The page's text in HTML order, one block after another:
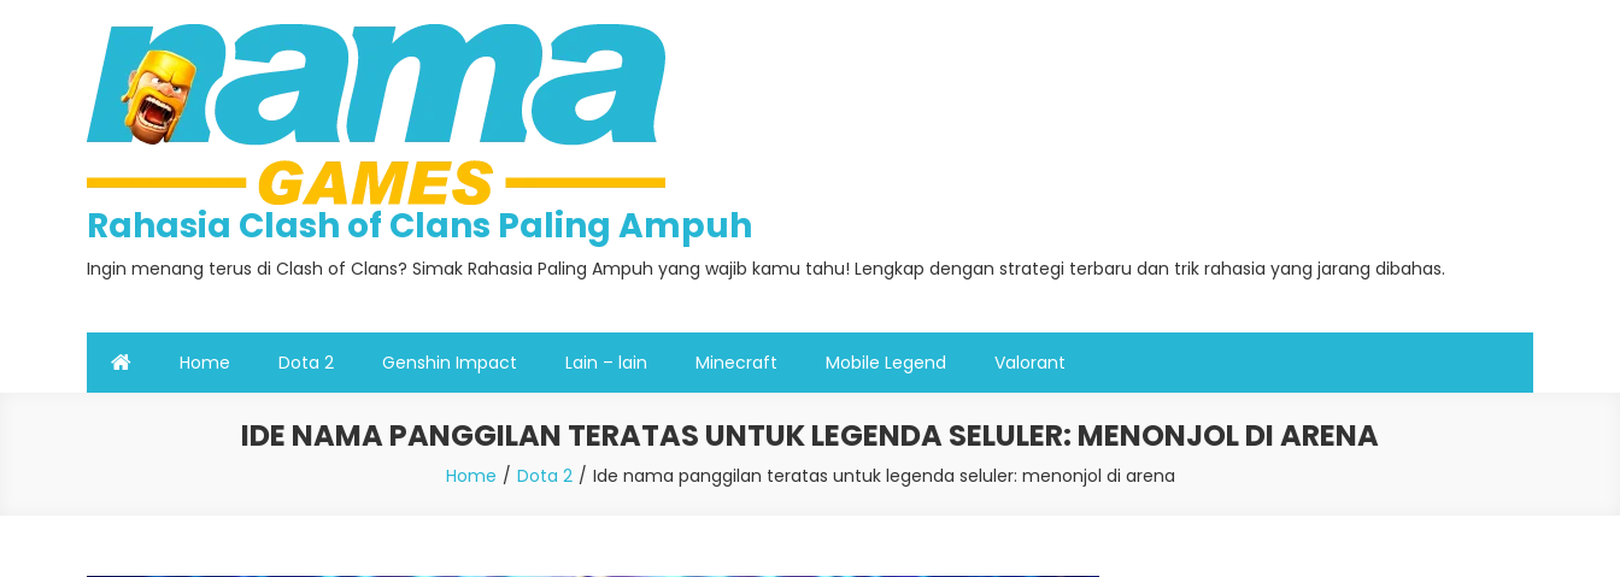
Rahasia Clash of Clans Paling Ampuh
Ingin menang terus di Clash of Clans? Simak Rahasia Paling Ampuh yang wajib kamu tahu! Lengkap dengan strategi terbaru dan trik rahasia yang jarang dibahas.
Home Dota 2 Genshin Impact Lain – lain Minecraft Mobile Legend Valorant
IDE NAMA PANGGILAN TERATAS UNTUK LEGENDA SELULER: MENONJOL DI ARENA
Home Dota 2 Ide nama panggilan teratas untuk legenda seluler: menonjol di arena